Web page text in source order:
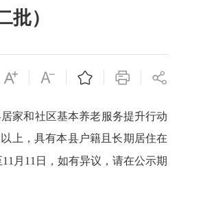
）
家和社区基本养老服务提升行动
上，具有本县户籍且长期居住在
11 月 11 日，如有异议，请在公示期